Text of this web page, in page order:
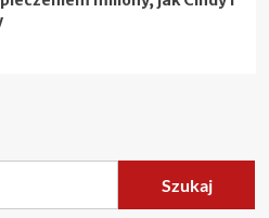
Szukaj